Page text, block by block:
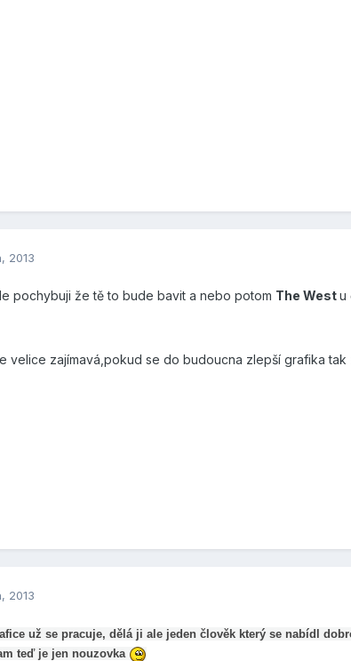
2013
pochybuji že tě to bude bavit a nebo potom The Westu
velice zajímavá,pokud se do budoucna zlepší grafika
2013
už se pracuje, dělá ji ale jeden člověk který se nabídl
teď je jen nouzovka